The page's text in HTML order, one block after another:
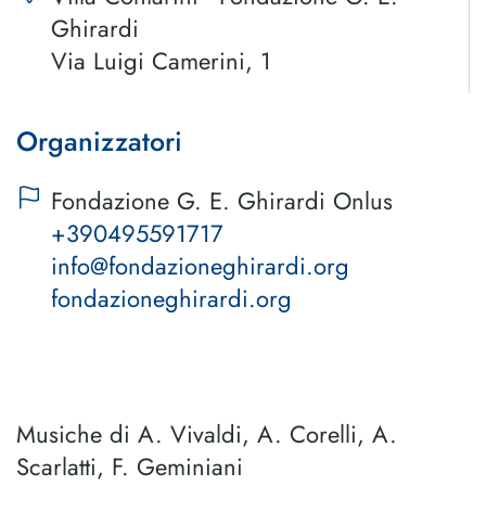
Ghirardi
Via Luigi Camerini, 1
Organizzatori
Fondazione G. E. Ghirardi Onlus
+390495591717
info@fondazioneghirardi.org
fondazioneghirardi.org
Musiche di A. Vivaldi, A. Corelli, A.
Scarlatti, F. Geminiani